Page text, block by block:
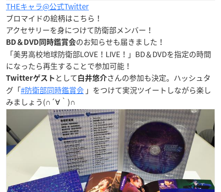
THEキャラ@公式Twitter
ブロマイドの絵柄はこちら！
アクセサリーを身につけて防衛部メンバー！
BD＆DVD同時鑑賞会のお知らせも届きました！
「美男高校地球防衛部LOVE！LIVE！」BD＆DVDを指定の時間
になったら再生することで参加可能！
Twitterゲスト として白井悠介さんの参加も決定。ハッシュタ
グ「#防衛部同時鑑賞会 」をつけて実況ツイートしながら楽し
みましょう(∩´∀｀)∩